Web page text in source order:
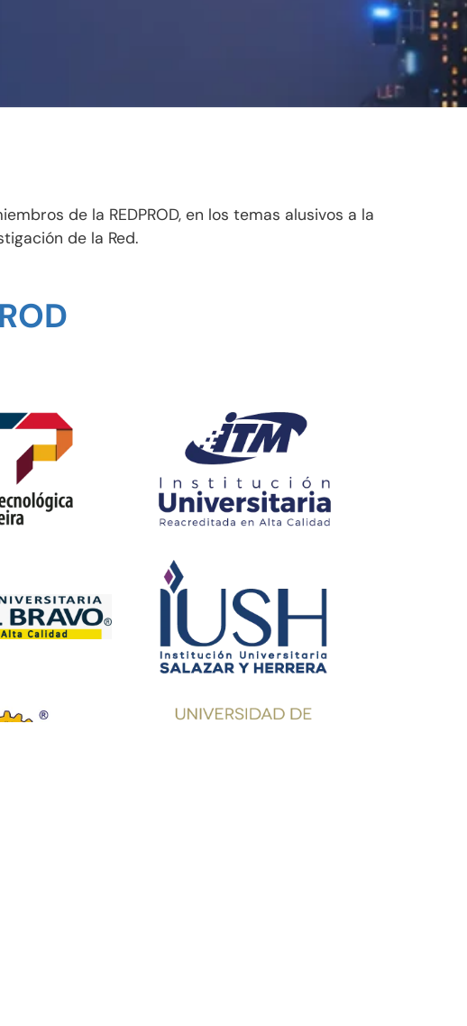
de la REDPROD, en los temas alusivos a la
de la Red.